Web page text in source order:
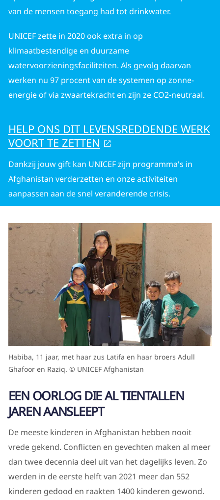
van de mensen toegang had tot drinkwater.
UNICEF zette in 2020 ook extra in op
klimaatbestendige en duurzame
watervoorzieningsfaciliteiten. Als gevolg daarvan
werken nu 97 procent van de systemen op zonne-
energie of via zwaartekracht en zijn ze CO2-neutraal.
HELP ONS DIT LEVENSREDDENDE WERK
VOORT TE ZETTEN
Dankzij jouw gift kan UNICEF zijn programma's in
Afghanistan verderzetten en onze activiteiten
aanpassen aan de snel veranderende crisis.
Habiba, 11 jaar, met haar zus Latifa en haar broers Adull
Ghafoor en Raziq. © UNICEF Afghanistan
EEN OORLOG DIE AL TIENTALLEN
JAREN AANSLEEPT
De meeste kinderen in Afghanistan hebben nooit
vrede gekend. Conflicten en gevechten maken al meer
dan twee decennia deel uit van het dagelijks leven. Zo
werden in de eerste helft van 2021 meer dan 552
kinderen gedood en raakten 1400 kinderen gewond.